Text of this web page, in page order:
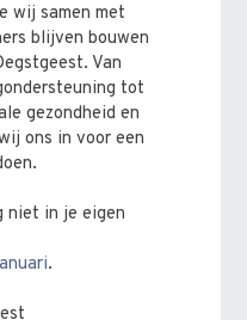
wij samen met
blijven bouwen
Van
tot
gezondheid en
ons in voor een
niet in je eigen
.